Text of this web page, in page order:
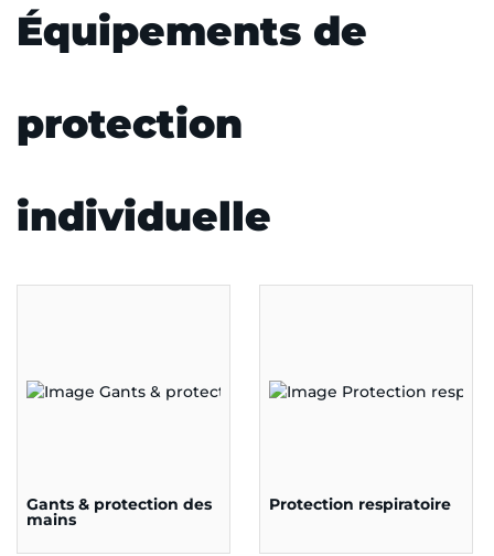
Équipements de
protection
individuelle
Gants & protection des
mains
Protection respiratoire